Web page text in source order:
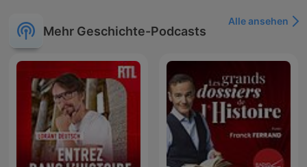
Mehr Geschichte-Podcasts
Alle ansehen